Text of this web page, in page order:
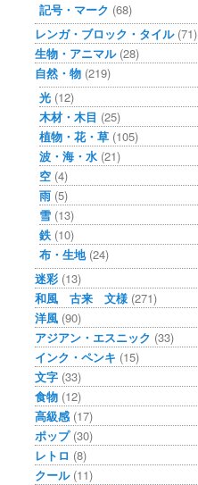
記号・マーク (68)
レンガ・ブロック・タイル(71)
生物・アニマル(28)
自然・物 (219)
光 (12)
木材・木目 (25)
植物・花・草 (105)
波・海・水 (21)
空 (4)
雨 (5)
雪 (13)
鉄 (10)
布・生地(24)
迷彩 (13)
和風 古来 文様 (271)
洋風 (90)
アジアン・エスニック (33)
インク・ペンキ (15)
文字 (33)
食物 (12)
高級感 (17)
ポップ(30)
レトロ (8)
クール(11)